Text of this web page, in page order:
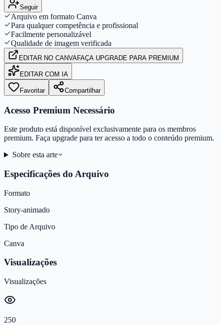
Seguir
Arquivo em formato Canva
Para qualquer competência e profissional
Facilmente personalizável
Qualidade de imagem verificada
EDITAR NO CANVAFAÇA UPGRADE PARA PREMIUM
EDITAR COM IA
Favoritar Compartilhar
Acesso Premium Necessário
Este produto está disponível exclusivamente para os membros
premium. Faça upgrade para ter acesso a todo o conteúdo premium.
Sobre esta arte
Especificações do Arquivo
Formato
Story-animado
Tipo de Arquivo
Canva
Visualizações
Visualizações
250